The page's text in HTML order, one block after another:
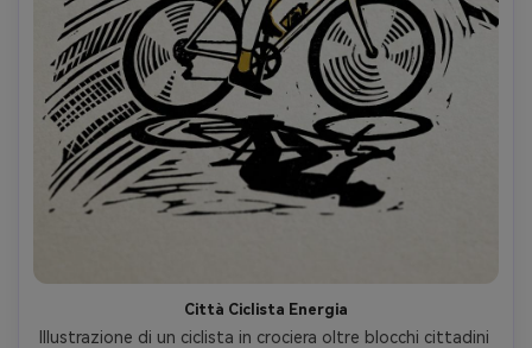
Città Ciclista Energia
Illustrazione di un ciclista in crociera oltre blocchi cittadini